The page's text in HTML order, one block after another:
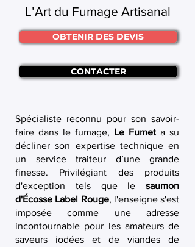
L’Art du Fumage Artisanal
OBTENIR DES DEVIS
CONTACTER
Spécialiste reconnu pour son savoir-
faire dans le fumage, Le Fumet a su
décliner son expertise technique en
un service traiteur d’une grande
finesse. Privilégiant des produits
d'exception tels que le saumon
d'Écosse Label Rouge, l'enseigne s'est
imposée comme une adresse
incontournable pour les amateurs de
saveurs iodées et de viandes de